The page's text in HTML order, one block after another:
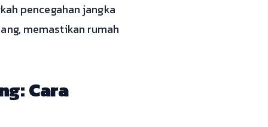
pencegahan jangka
memastikan rumah
Cara